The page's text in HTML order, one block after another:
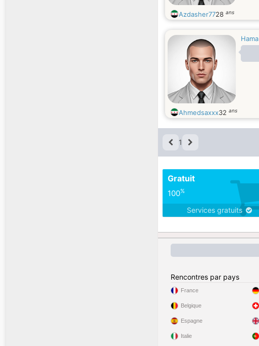
Azdasher7728 ans
Hama
Ahmedsaxxx32 ans
1
Gratuit
100%
Services gratuits
Rencontres par pays
France
Belgique
Espagne
Italie